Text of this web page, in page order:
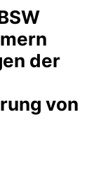
der
von